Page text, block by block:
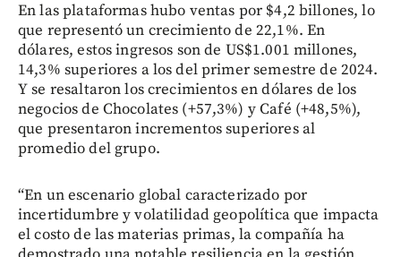
En las plataformas hubo ventas por $4,2 billones, lo
que representó un crecimiento de 22,1%. En
dólares, estos ingresos son de US$1.001 millones,
14,3% superiores a los del primer semestre de 2024.
Y se resaltaron los crecimientos en dólares de los
negocios de Chocolates (+57,3%) y Café (+48,5%),
que presentaron incrementos superiores al
promedio del grupo.
“En un escenario global caracterizado por
incertidumbre y volatilidad geopolítica que impacta
el costo de las materias primas, la compañía ha